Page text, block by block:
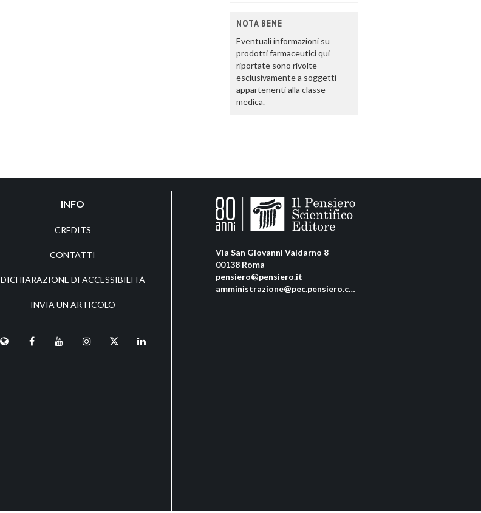
NOTA BENE
Eventuali informazioni su
prodotti farmaceutici qui
riportate sono rivolte
esclusivamente a soggetti
appartenenti alla classe
medica.
INFO
CREDITS
CONTATTI
DICHIARAZIONE DI ACCESSIBILITÀ
INVIA UN ARTICOLO
Via San Giovanni Valdarno 8
00138 Roma
pensiero@pensiero.it
amministrazione@pec.pensiero.com